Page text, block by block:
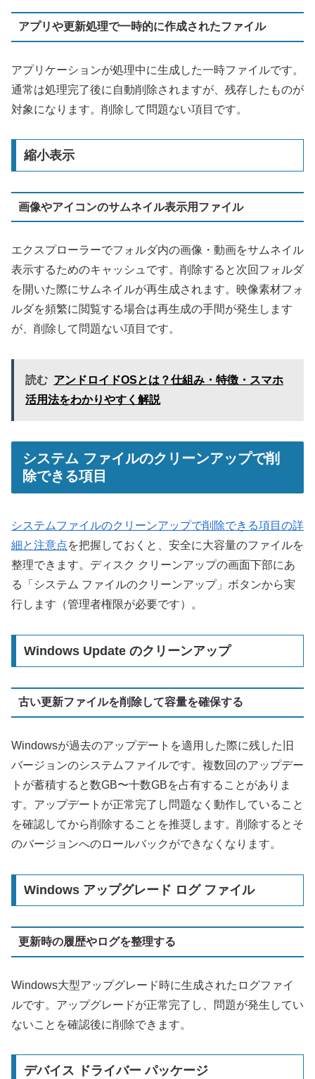
アプリや更新処理で一時的に作成されたファイル
アプリケーションが処理中に生成した一時ファイルです。
通常は処理完了後に自動削除されますが、残存したものが
対象になります。削除して問題ない項目です。
縮小表示
画像やアイコンのサムネイル表示用ファイル
エクスプローラーでフォルダ内の画像・動画をサムネイル
表示するためのキャッシュです。削除すると次回フォルダ
を開いた際にサムネイルが再生成されます。映像素材フォ
ルダを頻繁に閲覧する場合は再生成の手間が発生します
が、削除して問題ない項目です。
読む アンドロイドOSとは？仕組み・特徴・スマホ
活用法をわかりやすく解説
システム ファイルのクリーンアップで削
除できる項目
システムファイルのクリーンアップで削除できる項目の詳
細と注意点を把握しておくと、安全に大容量のファイルを
整理できます。ディスク クリーンアップの画面下部にあ
る「システム ファイルのクリーンアップ」ボタンから実
行します（管理者権限が必要です）。
Windows Update のクリーンアップ
古い更新ファイルを削除して容量を確保する
Windowsが過去のアップデートを適用した際に残した旧
バージョンのシステムファイルです。複数回のアップデー
トが蓄積すると数GB〜十数GBを占有することがありま
す。アップデートが正常完了し問題なく動作していること
を確認してから削除することを推奨します。削除するとそ
のバージョンへのロールバックができなくなります。
Windows アップグレード ログ ファイル
更新時の履歴やログを整理する
Windows大型アップグレード時に生成されたログファイ
ルです。アップグレードが正常完了し、問題が発生してい
ないことを確認後に削除できます。
デバイス ドライバー パッケージ